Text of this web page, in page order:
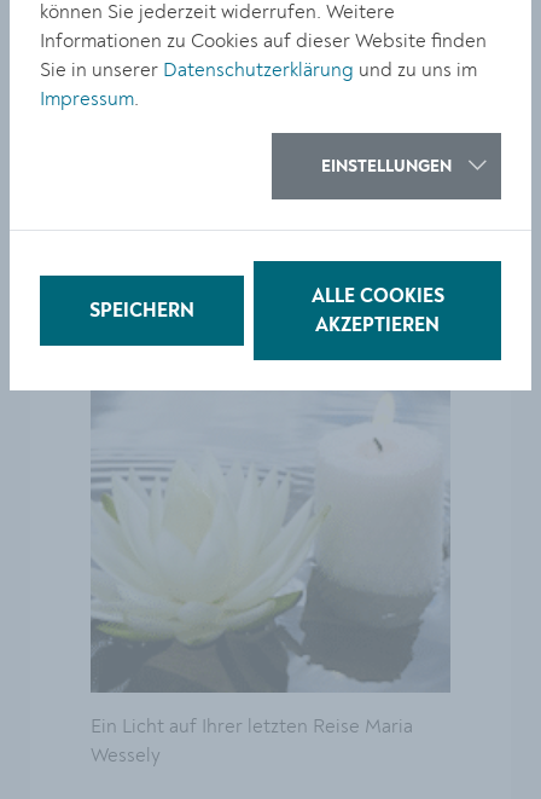
In Stiller Trauer Margarete Rath
Ein Licht auf Ihrer letzten Reise Maria
Wessely
können Sie jederzeit widerrufen. Weitere
Informationen zu Cookies auf dieser Website finden
Sie in unserer Datenschutzerklärung und zu uns im
Impressum.
EINSTELLUNGEN
SPEICHERN
ALLE COOKIES
AKZEPTIEREN